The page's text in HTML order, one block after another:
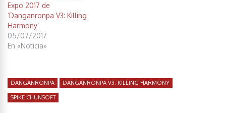
Expo 2017 de
‘Danganronpa V3: Killing
Harmony’
05/07/2017
En «Noticia»
DANGANRONPA DANGANRONPA V3: KILLING HARMONY
SPIKE CHUNSOFT